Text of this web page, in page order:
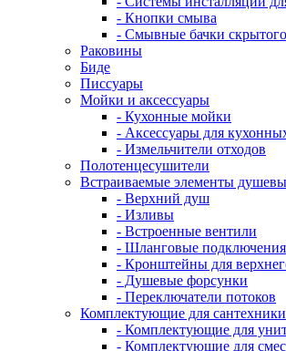
- Кнопки смыва
- Смывные бачки
Раковины
Биде
Писсуары
Мойки и аксессуары
- Кухонные мойки
- Аксессуары для
- Измельчители отходов
Полотенцесушители
Встраиваемые элементы
- Верхний душ
- Изливы
- Встроенные вентили
- Шланговые подключения
- Кронштейны для
- Душевые форсунки
- Переключатели потоков
Комплектующие для сантехники
- Комплектующие для
- Комплектующие для